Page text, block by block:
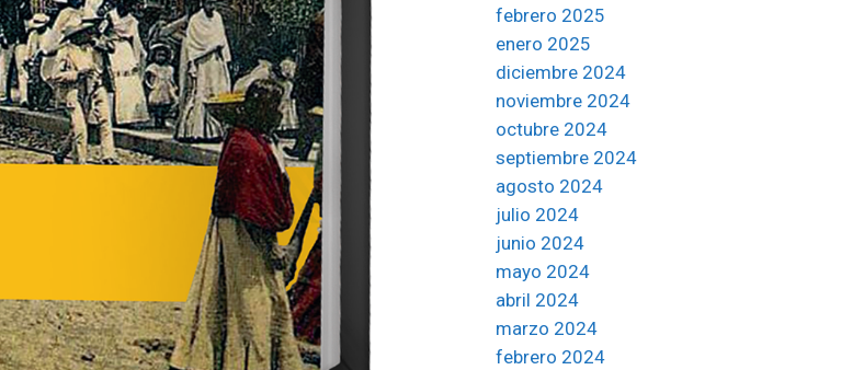
febrero 2025
enero 2025
diciembre 2024
noviembre 2024
octubre 2024
septiembre 2024
agosto 2024
julio 2024
junio 2024
mayo 2024
abril 2024
marzo 2024
febrero 2024